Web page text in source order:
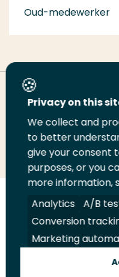
Oud-medewerker
Deel deze pagina
Deel
LinkedIn
Deel
op
Twitter
Deel
op
Volg
ons
op
LinkedIn
Volg
ons
op
Facebook
Volg
ons
op
YouTube
Volg
ons
op
Juridisch Security
Privacy on this
We collect and
to better
give your consent
purposes, or you
more information,
Analytics
A/B
Conversion
Marketing